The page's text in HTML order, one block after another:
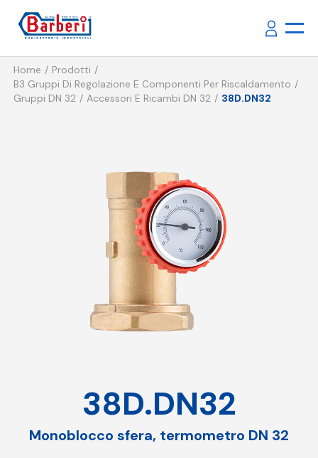
Home
Prodotti
B3 Gruppi Di Regolazione E Componenti Per Riscaldamento
Gruppi DN 32
Accessori E Ricambi DN 32 38D.DN32
38D.DN32
Monoblocco sfera, termometro DN 32